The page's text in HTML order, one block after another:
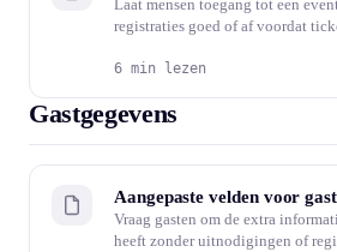
Laat mensen toegang tot een
registraties goed of af voordat
6 min lezen
Gastgegevens
Aangepaste velden voor
Vraag gasten om de extra
heeft zonder uitnodigingen of